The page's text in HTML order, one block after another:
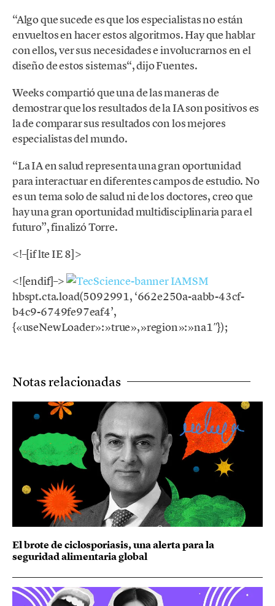
“Algo que sucede es que los especialistas no están
envueltos en hacer estos algoritmos. Hay que hablar
con ellos, ver sus necesidades e involucrarnos en el
diseño de estos sistemas“, dijo Fuentes.
Weeks compartió que una de las maneras de
demostrar que los resultados de la IA son positivos es
la de comparar sus resultados con los mejores
especialistas del mundo.
“La IA en salud representa una gran oportunidad
para interactuar en diferentes campos de estudio. No
es un tema solo de salud ni de los doctores, creo que
hay una gran oportunidad multidisciplinaria para el
futuro”, finalizó Torre.
<!–[if lte IE 8]>
<![endif]–>
hbspt.cta.load(5092991, ‘662e250a-aabb-43cf-
b4c9-6749fe97eaf4’,
{«useNewLoader»:»true»,»region»:»na1″});
Notas relacionadas
El brote de ciclosporiasis, una alerta para la
seguridad alimentaria global